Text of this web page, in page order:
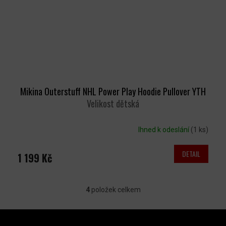
Mikina Outerstuff NHL Power Play Hoodie Pullover YTH
Velikost dětská
Ihned k odeslání (1 ks)
1 199 Kč DETAIL
V
4položek celkem
Z